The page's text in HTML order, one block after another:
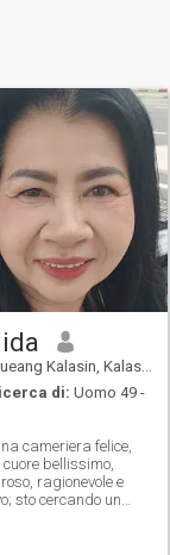
Kalasin, Kalasin, Thailandia
di: Uomo 49 -
cameriera felice,
cuore bellissimo,
ragionevole e
un